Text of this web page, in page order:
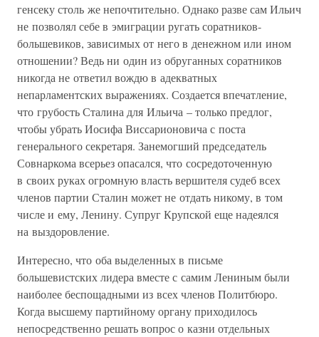
генсеку столь же непочтительно. Однако разве сам Ильич
не позволял себе в эмиграции ругать соратников-
большевиков, зависимых от него в денежном или ином
отношении? Ведь ни один из обруганных соратников
никогда не ответил вождю в адекватных
непарламентских выражениях. Создается впечатление,
что грубость Сталина для Ильича – только предлог,
чтобы убрать Иосифа Виссарионовича с поста
генерального секретаря. Занемогший председатель
Совнаркома всерьез опасался, что сосредоточенную
в своих руках огромную власть вершителя судеб всех
членов партии Сталин может не отдать никому, в том
числе и ему, Ленину. Супруг Крупской еще надеялся
на выздоровление.
Интересно, что оба выделенных в письме
большевистских лидера вместе с самим Лениным были
наиболее беспощадными из всех членов Политбюро.
Когда высшему партийному органу приходилось
непосредственно решать вопрос о казни отдельных